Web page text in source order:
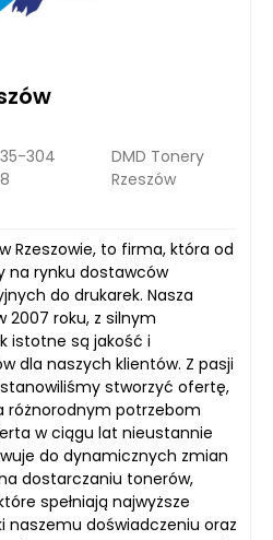
304
DMD Tonery
Rzeszów
Rzeszowie, to firma, która od
na rynku dostawców
do drukarek. Nasza
2007 roku, z silnym
istotne są jakość i
dla naszych klientów. Z pasji
stworzyć ofertę,
różnorodnym potrzebom
w ciągu lat nieustannie
do dynamicznych zmian
dostarczaniu tonerów,
spełniają najwyższe
naszemu doświadczeniu oraz